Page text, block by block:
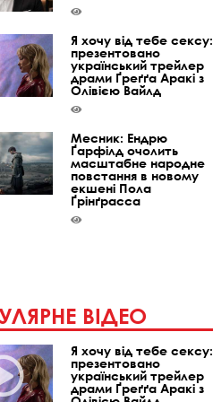
Я хочу від тебе сексу:
презентовано
український трейлер
драми Ґреґґа Аракі з
Олівією Вайлд
Месник: Ендрю
Ґарфілд очолить
масштабне народне
повстання в новому
екшені Пола
Ґрінґрасса
ВІДЕО
Я хочу від тебе сексу:
презентовано
український трейлер
драми Ґреґґа Аракі з